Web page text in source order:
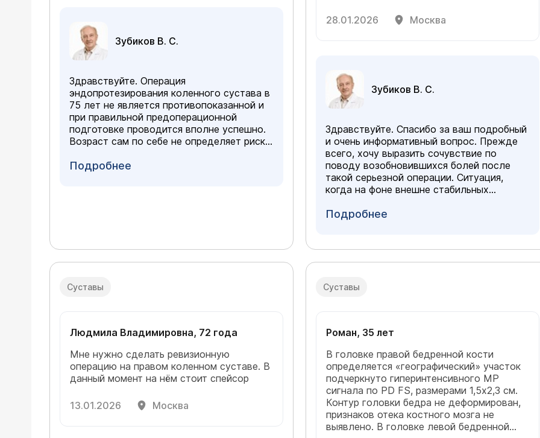
Зубиков В. С.
Здравствуйте. Операция
эндопротезирования коленного сустава в
75 лет не является противопоказанной и
при правильной предоперационной
подготовке проводится вполне успешно.
Возраст сам по себе не определяет риск
здоровья: работа сердца, наличие
обездвиженность ведет к мышечной
атрофии, тромбозам, прогрессированию
окончательного решения необходимо
Подробнее
Рентген показал, что металлические
28.01.2026 Москва
Зубиков В. С.
Здравствуйте. Спасибо за ваш подробный
и очень информативный вопрос. Прежде
всего, хочу выразить сочувствие по
поводу возобновившихся болей после
такой серьезной операции. Ситуация,
когда на фоне внешне стабильных
месте) боль возвращается и усиливается,
ситуация — не тупиковая, а следующая
закономерная фаза комплексной
первичной операции. Ждем Вас на очной
Подробнее
Суставы
Людмила Владимировна, 72 года
Мне нужно сделать ревизионную
операцию на правом коленном суставе. В
данный момент на нём стоит спейсор
13.01.2026 Москва
Суставы
Роман, 35 лет
В головке правой бедренной кости
определяется «географический» участок
подчеркнуто гиперинтенсивного МР
сигнала по PD FS, размерами 1,5х2,3 см.
Контур головки бедра не деформирован,
признаков отека костного мозга не
выявлено. В головке левой бедренной